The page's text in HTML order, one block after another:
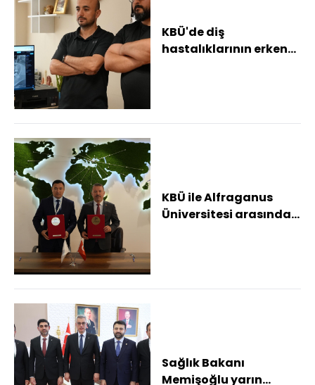
KBÜ'de diş
hastalıklarının erken
KBÜ ile Alfraganus
Üniversitesi arasında
Sağlık Bakanı
Memişoğlu yarın